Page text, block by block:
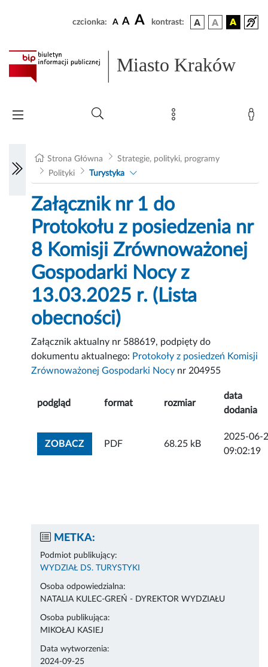
czcionka: A A A kontrast:
Miasto Kraków
Strona Główna
Strategie, polityki, programy
Polityki
Turystyka
Załącznik nr 1 do
Protokołu z posiedzenia nr
8 Komisji Zrównoważonej
Gospodarki Nocy z
13.03.2025 r. (Lista
obecności)
Załącznik aktualny nr 588619, podpięty do
dokumentu aktualnego: Protokoły z posiedzeń Komisji
Zrównoważonej Gospodarki Nocy nr 204955
podgląd format rozmiar
data
dodania
ZOBACZZOBACZ ZAŁĄCZNIK
PDF 68.25 kB
2025-06-
09:02:19
METKA:
Podmiot publikujący:
WYDZIAŁ DS. TURYSTYKI
Osoba odpowiedzialna:
NATALIA KULEC-GREŃ - DYREKTOR WYDZIAŁU
Osoba publikująca:
MIKOŁAJ KASIEJ
Data wytworzenia:
2024-09-25